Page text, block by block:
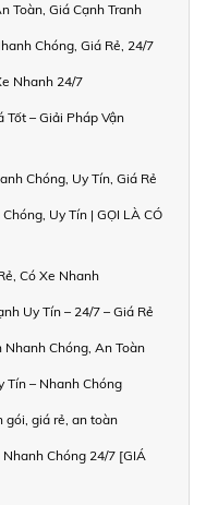
Toàn, Giá Cạnh Tranh
Chóng, Giá Rẻ, 24/7
Nhanh 24/7
Tốt – Giải Pháp Vận
Chóng, Uy Tín, Giá Rẻ
Uy Tín | GỌI LÀ CÓ
Có Xe Nhanh
Uy Tín – 24/7 – Giá Rẻ
Nhanh Chóng, An Toàn
Tín – Nhanh Chóng
gói, giá rẻ, an toàn
Nhanh Chóng 24/7 [GIÁ